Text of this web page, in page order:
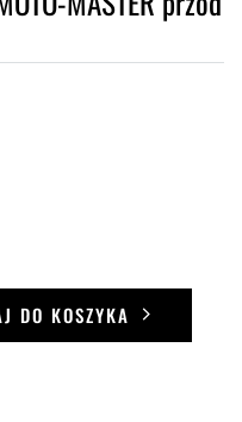
DO KOSZYKA